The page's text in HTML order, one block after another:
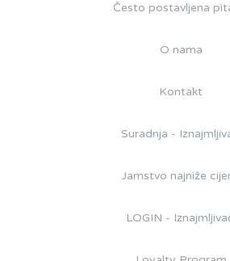
Često postavljena
O nama
Kontakt
Suradnja -
Jamstvo najniže
LOGIN -